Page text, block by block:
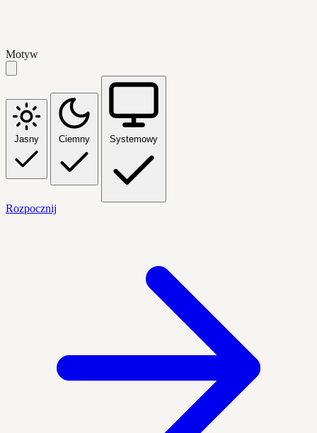
Motyw
Jasny Ciemny Systemowy
Rozpocznij